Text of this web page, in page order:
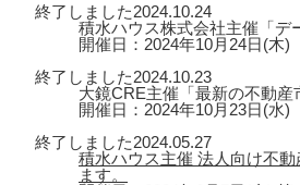
終了しました2024.10.24
積水ハウス株式会社主催「デ
開催日：2024年10月24日(木)
終了しました2024.10.23
大鏡CRE主催「最新の不動産
開催日：2024年10月23日(水)
終了しました2024.05.27
積水ハウス主催 法人向け不
ます。